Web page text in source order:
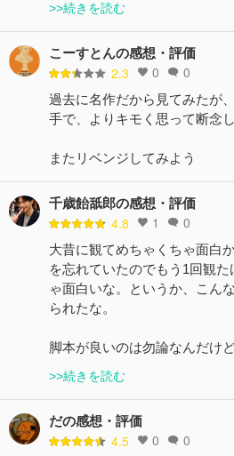
>>続きを読む
こーすとんの感想・評価
2.3 0 0
過去に名作だから見てみたが
手で、よりキモく思って断念
またリベンジしてみよう
千歳飴舐郎の感想・評価
4.8 1 0
大昔に観てめちゃくちゃ面白
を忘れていたのでもう1回観
ゃ面白いな。というか、こん
られたな。
脚本が良いのは勿論なんだけ
>>続きを読む
だの感想・評価
4.5 0 0